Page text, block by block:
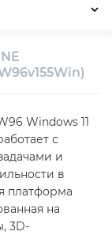
Windows 11
с
и
в
платформа
на
3D-